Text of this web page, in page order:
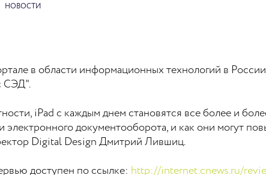
НОВОСТИ
в области информационных технологий в
СЭД".
iPad с каждым днем становятся все более и
электронного документооборота, и как они могут
Digital Design Дмитрий Лившиц.
доступен по ссылке: http://internet.cnews.ru/